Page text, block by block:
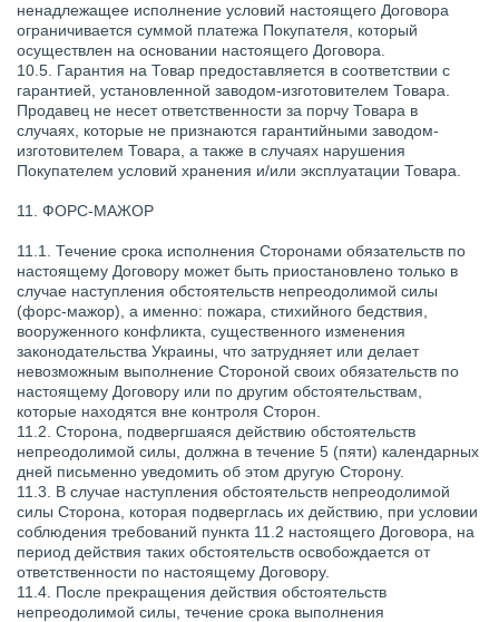
ненадлежащее исполнение условий настоящего Договора
ограничивается суммой платежа Покупателя, который
осуществлен на основании настоящего Договора.
10.5. Гарантия на Товар предоставляется в соответствии с
гарантией, установленной заводом-изготовителем Товара.
Продавец не несет ответственности за порчу Товара в
случаях, которые не признаются гарантийными заводом-
изготовителем Товара, а также в случаях нарушения
Покупателем условий хранения и/или эксплуатации Товара.
11. ФОРС-МАЖОР
11.1. Течение срока исполнения Сторонами обязательств по
настоящему Договору может быть приостановлено только в
случае наступления обстоятельств непреодолимой силы
(форс-мажор), а именно: пожара, стихийного бедствия,
вооруженного конфликта, существенного изменения
законодательства Украины, что затрудняет или делает
невозможным выполнение Стороной своих обязательств по
настоящему Договору или по другим обстоятельствам,
которые находятся вне контроля Сторон.
11.2. Сторона, подвергшаяся действию обстоятельств
непреодолимой силы, должна в течение 5 (пяти) календарных
дней письменно уведомить об этом другую Сторону.
11.3. В случае наступления обстоятельств непреодолимой
силы Сторона, которая подверглась их действию, при условии
соблюдения требований пункта 11.2 настоящего Договора, на
период действия таких обстоятельств освобождается от
ответственности по настоящему Договору.
11.4. После прекращения действия обстоятельств
непреодолимой силы, течение срока выполнения